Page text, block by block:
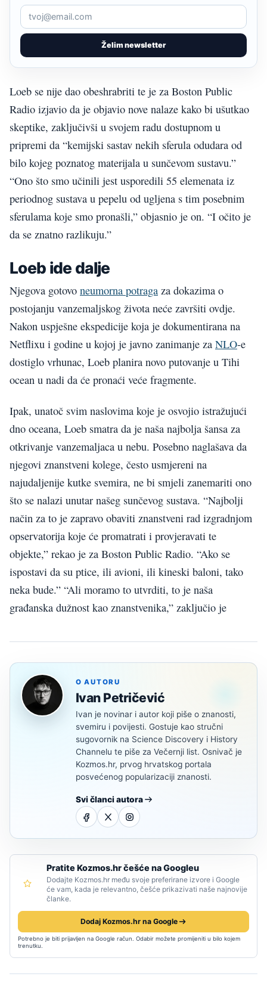
Želim newsletter
Loeb se nije dao obeshrabriti te je za Boston Public
Radio izjavio da je objavio nove nalaze kako bi ušutkao
skeptike, zaključivši u svojem radu dostupnom u
pripremi da “kemijski sastav nekih sferula odudara od
bilo kojeg poznatog materijala u sunčevom sustavu.”
“Ono što smo učinili jest usporedili 55 elemenata iz
periodnog sustava u pepelu od ugljena s tim posebnim
sferulama koje smo pronašli,” objasnio je on. “I očito je
da se znatno razlikuju.”
Loeb ide dalje
Njegova gotovo neumorna potraga za dokazima o
postojanju vanzemaljskog života neće završiti ovdje.
Nakon uspješne ekspedicije koja je dokumentirana na
Netflixu i godine u kojoj je javno zanimanje za NLO-e
dostiglo vrhunac, Loeb planira novo putovanje u Tihi
ocean u nadi da će pronaći veće fragmente.
Ipak, unatoč svim naslovima koje je osvojio istražujući
dno oceana, Loeb smatra da je naša najbolja šansa za
otkrivanje vanzemaljaca u nebu. Posebno naglašava da
njegovi znanstveni kolege, često usmjereni na
najudaljenije kutke svemira, ne bi smjeli zanemariti ono
što se nalazi unutar našeg sunčevog sustava. “Najbolji
način za to je zapravo obaviti znanstveni rad izgradnjom
opservatorija koje će promatrati i provjeravati te
objekte,” rekao je za Boston Public Radio. “Ako se
ispostavi da su ptice, ili avioni, ili kineski baloni, tako
neka bude.” “Ali moramo to utvrditi, to je naša
građanska dužnost kao znanstvenika,” zaključio je
O AUTORU
Ivan Petričević
Ivan je novinar i autor koji piše o znanosti,
svemiru i povijesti. Gostuje kao stručni
sugovornik na Science Discovery i History
Channelu te piše za Večernji list. Osnivač je
Kozmos.hr, prvog hrvatskog portala
posvećenog popularizaciji znanosti.
Svi članci autora
Pratite Kozmos.hr češće na Googleu
Dodajte Kozmos.hr među svoje preferirane izvore i Google
će vam, kada je relevantno, češće prikazivati naše najnovije
članke.
Dodaj Kozmos.hr na Google
Potrebno je biti prijavljen na Google račun. Odabir možete promijeniti u bilo kojem
trenutku.